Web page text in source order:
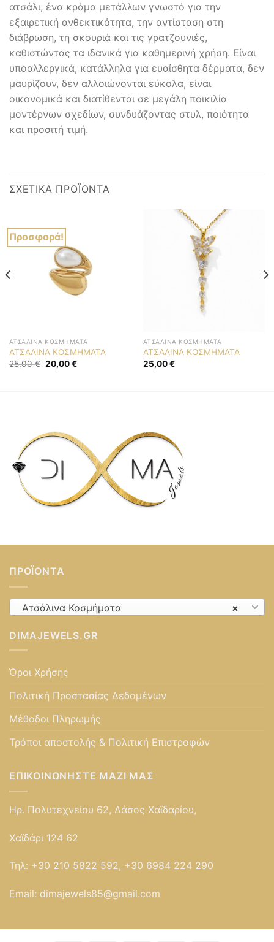
ατσάλι, ένα κράμα μετάλλων γνωστό για την
εξαιρετική ανθεκτικότητα, την αντίσταση στη
διάβρωση, τη σκουριά και τις γρατζουνιές,
καθιστώντας τα ιδανικά για καθημερινή χρήση. Είναι
υποαλλεργικά, κατάλληλα για ευαίσθητα δέρματα, δεν
μαυρίζουν, δεν αλλοιώνονται εύκολα, είναι
οικονομικά και διατίθενται σε μεγάλη ποικιλία
μοντέρνων σχεδίων, συνδυάζοντας στυλ, ποιότητα
και προσιτή τιμή.
ΣΧΕΤΙΚΆ ΠΡΟΪΌΝΤΑ
Προσφορά!
ΑΤΣΆΛΙΝΑ ΚΟΣΜΉΜΑΤΑ
ΑΤΣΑΛΙΝΑ ΚΟΣΜΗΜΑΤΑ
25,00€ Original
price
20,00€Η
ΑΤΣΆΛΙΝΑ ΚΟΣΜΉΜΑΤΑ
ΑΤΣΑΛΙΝΑ ΚΟΣΜΗΜΑΤΑ
25,00€
ΠΡΟΪΌΝΤΑ
×
Ατσάλινα Κοσμήματα
DIMAJEWELS.GR
Όροι Χρήσης
Πολιτική Προστασίας Δεδομένων
Μέθοδοι Πληρωμής
Τρόποι αποστολής & Πολιτική Επιστροφών
ΕΠΙΚΟΙΝΩΝΉΣΤΕ ΜΑΖΊ ΜΑΣ
Ηρ. Πολυτεχνείου 62, Δάσος Χαϊδαρίου,
Χαϊδάρι 124 62
Τηλ: +30 210 5822 592, +30 6984 224 290
Email: dimajewels85@gmail.com